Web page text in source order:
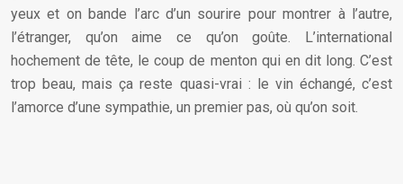
yeux et on bande l’arc d’un sourire pour montrer à l’autre,
l’étranger, qu’on aime ce qu’on goûte. L’international
hochement de tête, le coup de menton qui en dit long. C’est
trop beau, mais ça reste quasi-vrai : le vin échangé, c’est
l’amorce d’une sympathie, un premier pas, où qu’on soit.